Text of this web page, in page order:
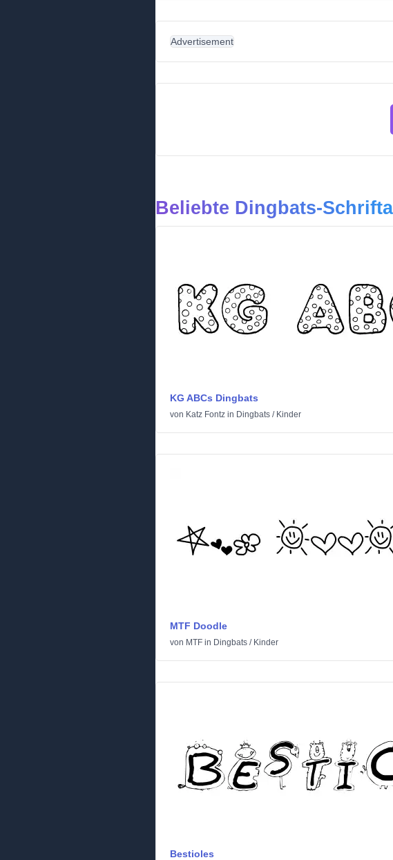
Advertisement
Beliebte Dingbats-
KG ABCs Dingbats
von Katz Fontz in Dingbats / Kinder
MTF Doodle
von MTF in Dingbats / Kinder
Bestioles